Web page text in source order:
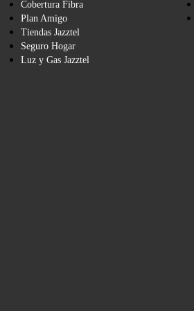
Cobertura Fibra
Plan Amigo
Tiendas Jazztel
Seguro Hogar
Luz y Gas Jazztel